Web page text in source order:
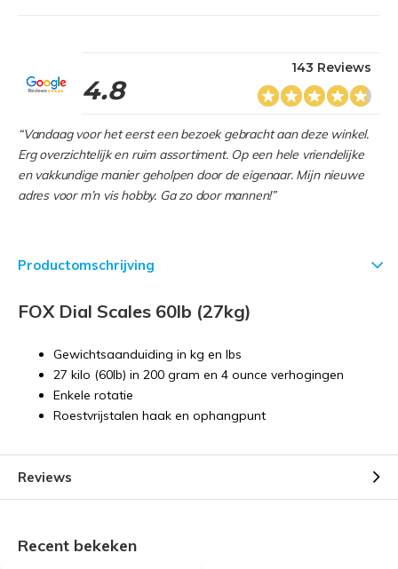
4.8
143 Reviews
“Vandaag voor het eerst een bezoek gebracht aan deze winkel.
Erg overzichtelijk en ruim assortiment. Op een hele vriendelijke
en vakkundige manier geholpen door de eigenaar. Mijn nieuwe
adres voor m’n vis hobby. Ga zo door mannen!”
Productomschrijving
FOX Dial Scales 60lb (27kg)
Gewichtsaanduiding in kg en lbs
27 kilo (60lb) in 200 gram en 4 ounce verhogingen
Enkele rotatie
Roestvrijstalen haak en ophangpunt
Reviews
Recent bekeken